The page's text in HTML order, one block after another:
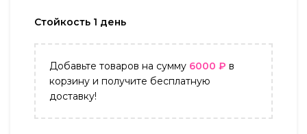
Стойкость 1 день
Добавьте товаров на сумму 6000 ₽ в
корзину и получите бесплатную
доставку!